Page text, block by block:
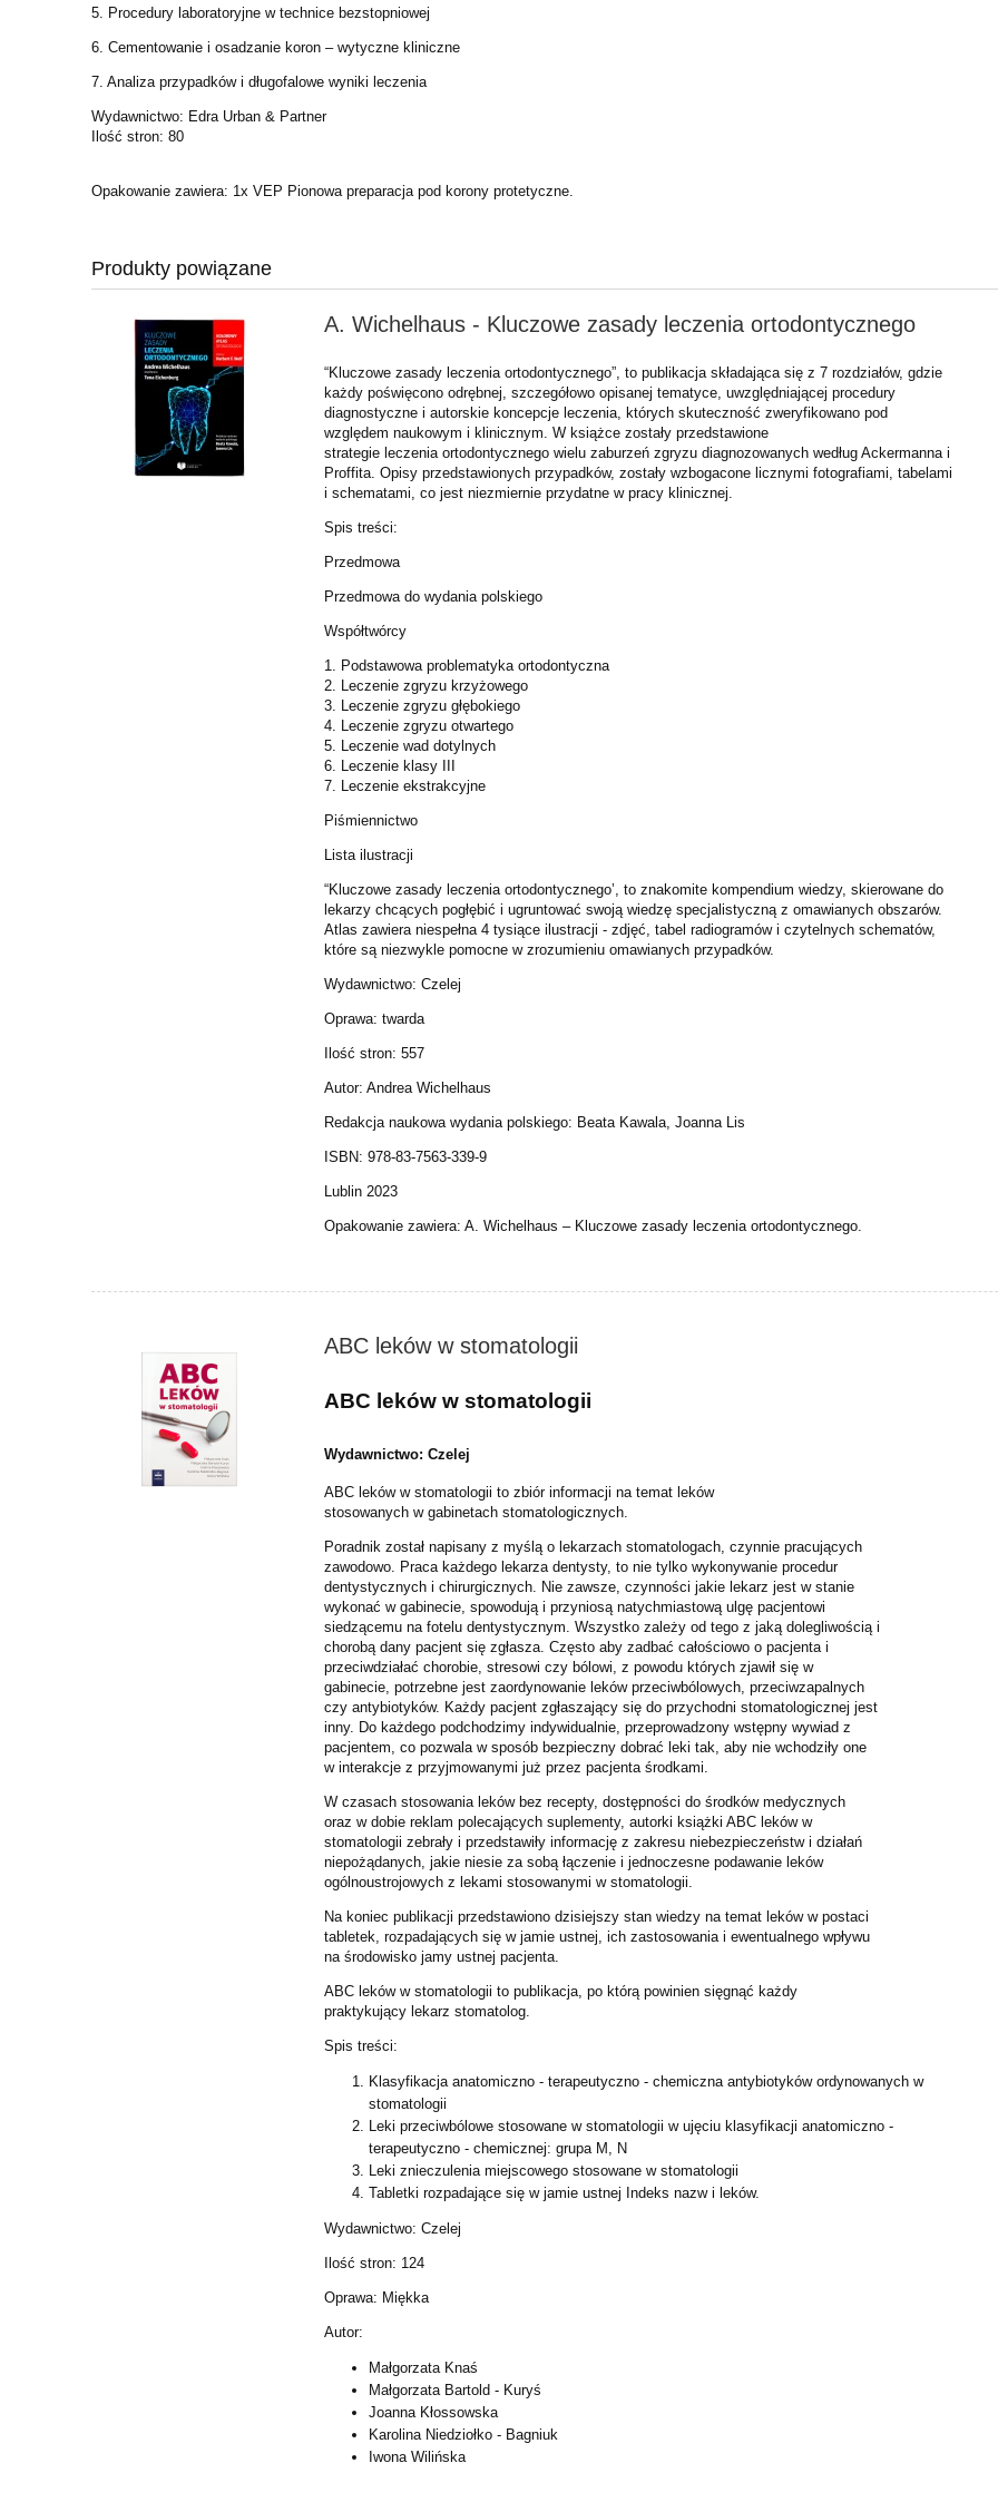
5. Procedury laboratoryjne w technice bezstopniowej
6. Cementowanie i osadzanie koron – wytyczne kliniczne
7. Analiza przypadków i długofalowe wyniki leczenia
Wydawnictwo: Edra Urban & Partner
Ilość stron: 80
Opakowanie zawiera: 1x VEP Pionowa preparacja pod korony protetyczne.
Produkty powiązane
A. Wichelhaus - Kluczowe zasady leczenia ortodontycznego
“Kluczowe zasady leczenia ortodontycznego”, to publikacja składająca się z 7 rozdziałów, gdzie
każdy poświęcono odrębnej, szczegółowo opisanej tematyce, uwzględniającej procedury
diagnostyczne i autorskie koncepcje leczenia, których skuteczność zweryfikowano pod
względem naukowym i klinicznym. W książce zostały przedstawione
strategie leczenia ortodontycznego wielu zaburzeń zgryzu diagnozowanych według Ackermanna i
Proffita. Opisy przedstawionych przypadków, zostały wzbogacone licznymi fotografiami, tabelami
i schematami, co jest niezmiernie przydatne w pracy klinicznej.
Spis treści:
Przedmowa
Przedmowa do wydania polskiego
Współtwórcy
1. Podstawowa problematyka ortodontyczna
2. Leczenie zgryzu krzyżowego
3. Leczenie zgryzu głębokiego
4. Leczenie zgryzu otwartego
5. Leczenie wad dotylnych
6. Leczenie klasy III
7. Leczenie ekstrakcyjne
Piśmiennictwo
Lista ilustracji
“Kluczowe zasady leczenia ortodontycznego’, to znakomite kompendium wiedzy, skierowane do
lekarzy chcących pogłębić i ugruntować swoją wiedzę specjalistyczną z omawianych obszarów.
Atlas zawiera niespełna 4 tysiące ilustracji - zdjęć, tabel radiogramów i czytelnych schematów,
które są niezwykle pomocne w zrozumieniu omawianych przypadków.
Wydawnictwo: Czelej
Oprawa: twarda
Ilość stron: 557
Autor: Andrea Wichelhaus
Redakcja naukowa wydania polskiego: Beata Kawala, Joanna Lis
ISBN: 978-83-7563-339-9
Lublin 2023
Opakowanie zawiera: A. Wichelhaus – Kluczowe zasady leczenia ortodontycznego.
ABC leków w stomatologii
ABC leków w stomatologii
Wydawnictwo: Czelej
ABC leków w stomatologii to zbiór informacji na temat leków
stosowanych w gabinetach stomatologicznych.
Poradnik został napisany z myślą o lekarzach stomatologach, czynnie pracujących
zawodowo. Praca każdego lekarza dentysty, to nie tylko wykonywanie procedur
dentystycznych i chirurgicznych. Nie zawsze, czynności jakie lekarz jest w stanie
wykonać w gabinecie, spowodują i przyniosą natychmiastową ulgę pacjentowi
siedzącemu na fotelu dentystycznym. Wszystko zależy od tego z jaką dolegliwością i
chorobą dany pacjent się zgłasza. Często aby zadbać całościowo o pacjenta i
przeciwdziałać chorobie, stresowi czy bólowi, z powodu których zjawił się w
gabinecie, potrzebne jest zaordynowanie leków przeciwbólowych, przeciwzapalnych
czy antybiotyków. Każdy pacjent zgłaszający się do przychodni stomatologicznej jest
inny. Do każdego podchodzimy indywidualnie, przeprowadzony wstępny wywiad z
pacjentem, co pozwala w sposób bezpieczny dobrać leki tak, aby nie wchodziły one
w interakcje z przyjmowanymi już przez pacjenta środkami.
W czasach stosowania leków bez recepty, dostępności do środków medycznych
oraz w dobie reklam polecających suplementy, autorki książki ABC leków w
stomatologii zebrały i przedstawiły informację z zakresu niebezpieczeństw i działań
niepożądanych, jakie niesie za sobą łączenie i jednoczesne podawanie leków
ogólnoustrojowych z lekami stosowanymi w stomatologii.
Na koniec publikacji przedstawiono dzisiejszy stan wiedzy na temat leków w postaci
tabletek, rozpadających się w jamie ustnej, ich zastosowania i ewentualnego wpływu
na środowisko jamy ustnej pacjenta.
ABC leków w stomatologii to publikacja, po którą powinien sięgnąć każdy
praktykujący lekarz stomatolog.
Spis treści:
Klasyfikacja anatomiczno - terapeutyczno - chemiczna antybiotykówordynowanych w
stomatologii
Leki przeciwbólowe stosowane w stomatologii w ujęciu klasyfikacjianatomiczno -
terapeutyczno - chemicznej: grupa M, N
Leki znieczulenia miejscowego stosowane w stomatologii
Tabletki rozpadające się w jamie ustnej Indeks nazw i leków.
Wydawnictwo: Czelej
Ilość stron: 124
Oprawa: Miękka
Autor:
Małgorzata Knaś
Małgorzata Bartold - Kuryś
Joanna Kłossowska
Karolina Niedziołko - Bagniuk
Iwona Wilińska